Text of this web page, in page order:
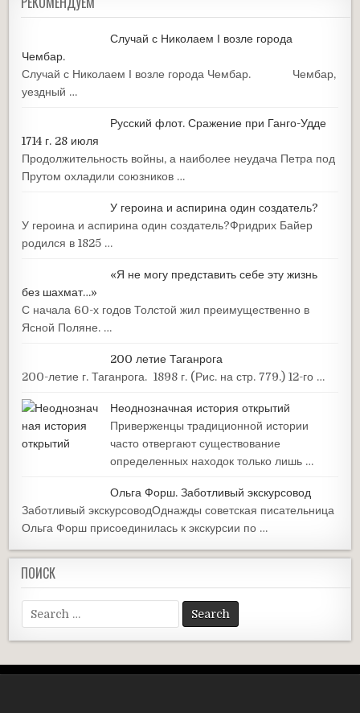
Случай с Николаем І возле города
Чембар.
Случай с Николаем І возле города Чембар. Чембар,
уездный …
Русский флот. Сражение при Ганго-Удде
1714 г. 28 июля
Продолжительность войны, а наиболее неудача Петра под
Прутом охладили союзников …
У героина и аспирина один создатель?
У героина и аспирина один создатель?Фридрих Байер
родился в 1825 …
«Я не могу представить себе эту жизнь
без шахмат…»
С начала 60-х годов Толстой жил преимущественно в
Ясной Поляне. …
200 летие Таганрога
200-летие г. Таганрога. 1898 г. (Рис. на стр. 779.) 12-го …
Неоднозначная история открытий
Приверженцы традиционной истории
часто отвергают существование
определенных находок только лишь …
Ольга Форш. Заботливый экскурсовод
Заботливый экскурсоводОднажды советская писательница
Ольга Форш присоединилась к экскурсии по …
ПОИСК
Search
for: